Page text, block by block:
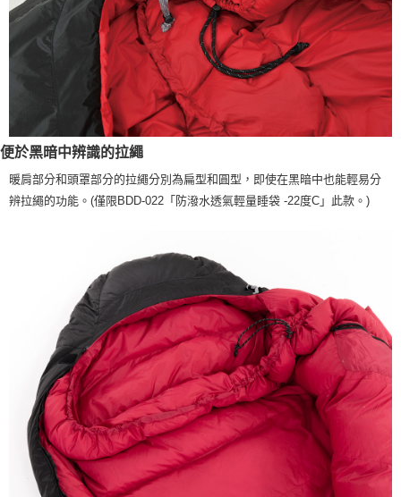
便於黑暗中辨識的拉繩
暖肩部分和頭罩部分的拉繩分別為扁型和圓型，即使在黑暗中也能輕易分
辨拉繩的功能。(僅限BDD-022「防潑水透氣輕量睡袋 -22度C」此款。)